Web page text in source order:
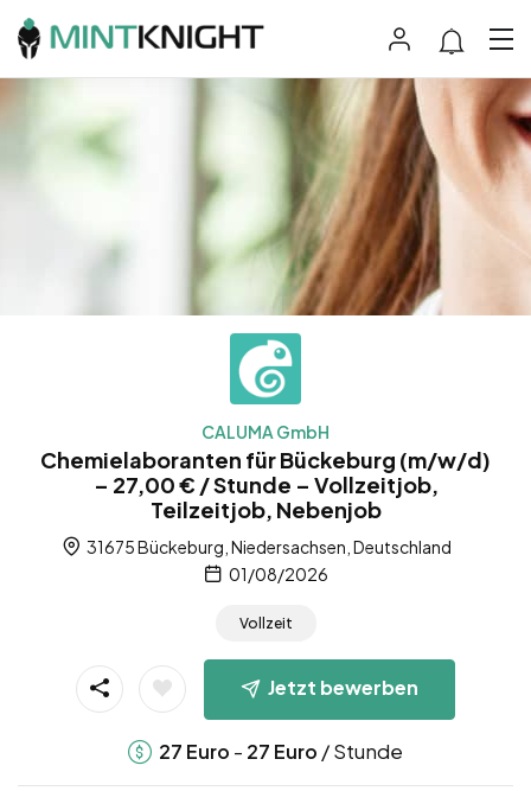
CALUMA GmbH
Chemielaboranten für Bückeburg (m/w/d)
– 27,00 € / Stunde – Vollzeitjob,
Teilzeitjob, Nebenjob
31675 Bückeburg, Niedersachsen, Deutschland
01/08/2026
Vollzeit
Jetzt bewerben
27 Euro - 27 Euro / Stunde